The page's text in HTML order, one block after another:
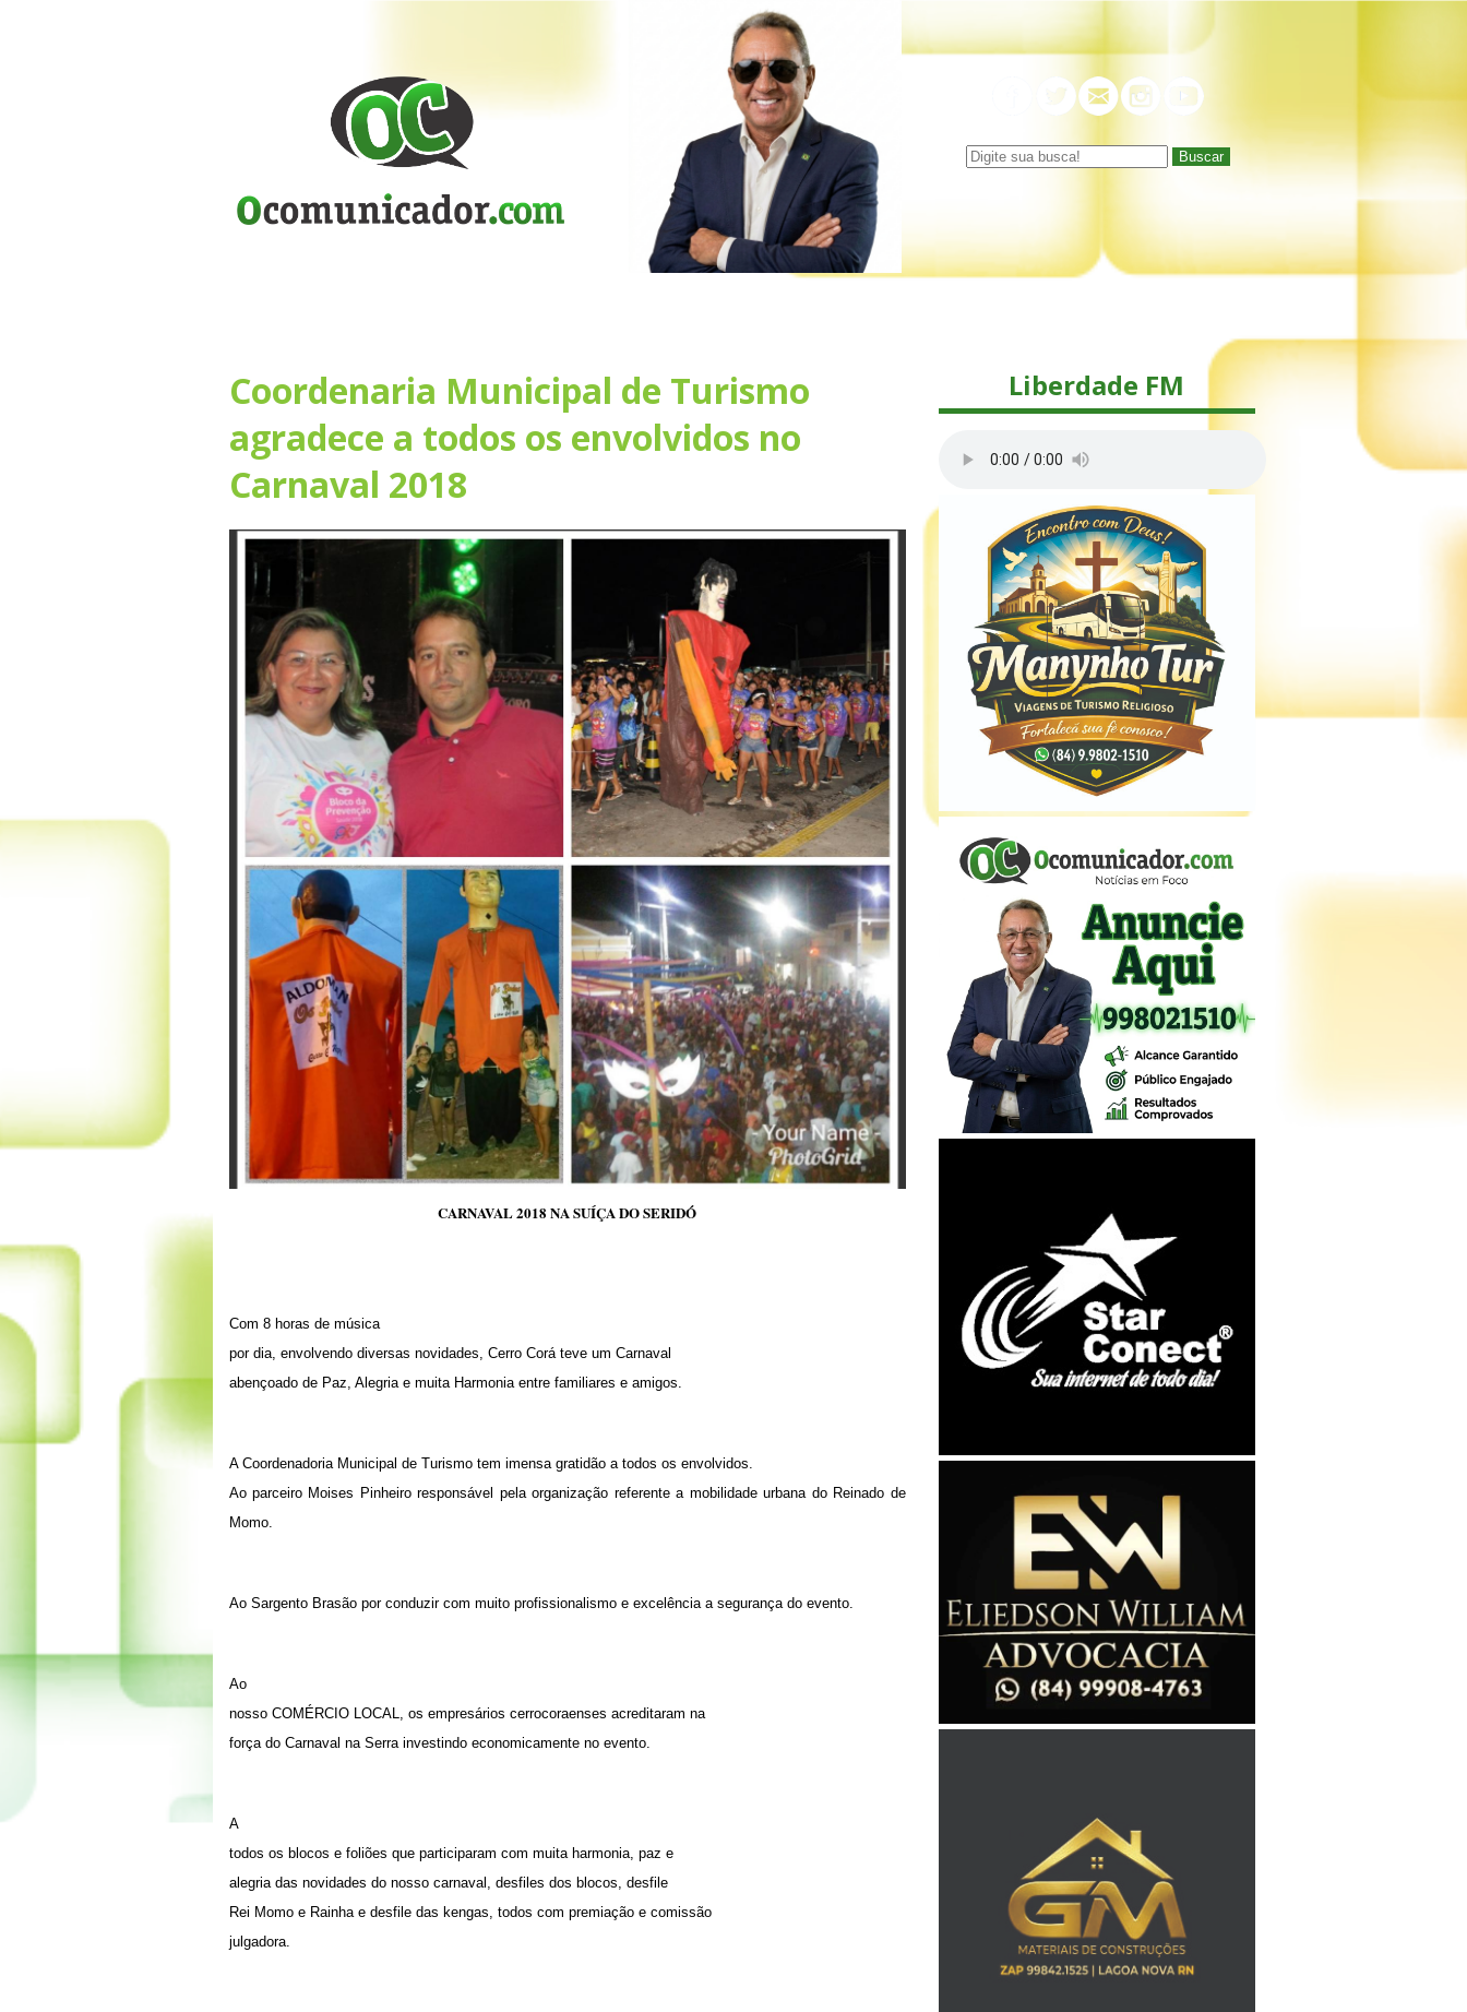
Buscar
Coordenaria Municipal de Turismo
agradece a todos os envolvidos no
Carnaval 2018
CARNAVAL 2018 NA SUÍÇA DO SERIDÓ
Com 8 horas de música
por dia, envolvendo diversas novidades, Cerro Corá teve um Carnaval
abençoado de Paz, Alegria e muita Harmonia entre familiares e amigos.
A Coordenadoria Municipal de Turismo tem imensa gratidão a todos os envolvidos.
Ao parceiro Moises Pinheiro responsável pela organização referente a mobilidade urbana do Reinado de
Momo.
Ao Sargento Brasão por conduzir com muito profissionalismo e excelência a segurança do evento.
Ao
nosso COMÉRCIO LOCAL, os empresários cerrocoraenses acreditaram na
força do Carnaval na Serra investindo economicamente no evento.
A
todos os blocos e foliões que participaram com muita harmonia, paz e
alegria das novidades do nosso carnaval, desfiles dos blocos, desfile
Rei Momo e Rainha e desfile das kengas, todos com premiação e comissão
julgadora.
Liberdade FM